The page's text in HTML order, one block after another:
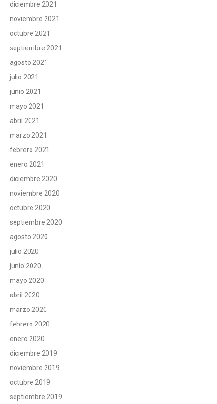
diciembre 2021
noviembre 2021
octubre 2021
septiembre 2021
agosto 2021
julio 2021
junio 2021
mayo 2021
abril 2021
marzo 2021
febrero 2021
enero 2021
diciembre 2020
noviembre 2020
octubre 2020
septiembre 2020
agosto 2020
julio 2020
junio 2020
mayo 2020
abril 2020
marzo 2020
febrero 2020
enero 2020
diciembre 2019
noviembre 2019
octubre 2019
septiembre 2019